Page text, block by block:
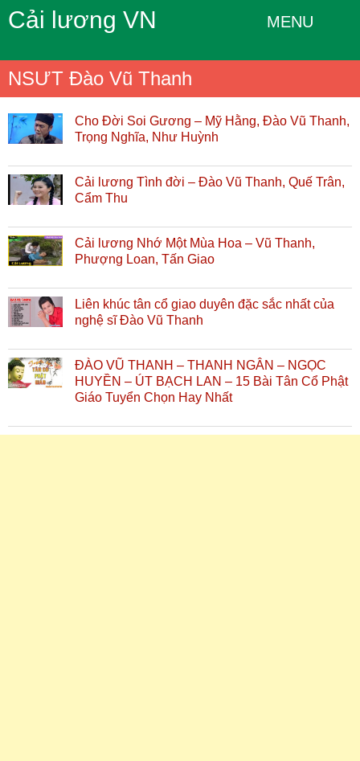
Cải lương VN MENU
NSƯT Đào Vũ Thanh
Cho Đời Soi Gương – Mỹ Hằng, Đào Vũ Thanh,
Trọng Nghĩa, Như Huỳnh
Cải lương Tình đời – Đào Vũ Thanh, Quế Trân,
Cẩm Thu
Cải lương Nhớ Một Mùa Hoa – Vũ Thanh,
Phượng Loan, Tấn Giao
Liên khúc tân cổ giao duyên đặc sắc nhất của
nghệ sĩ Đào Vũ Thanh
ĐÀO VŨ THANH – THANH NGÂN – NGỌC
HUYỀN – ÚT BẠCH LAN – 15 Bài Tân Cổ Phật
Giáo Tuyển Chọn Hay Nhất